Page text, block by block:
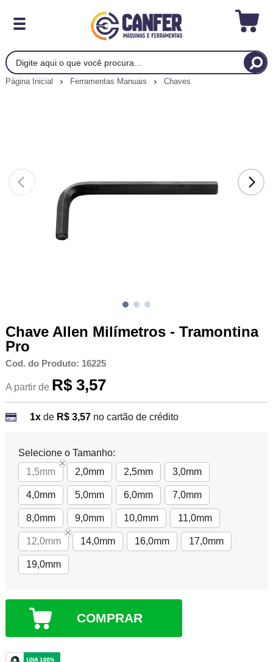
Página Inicial Ferramentas Manuais Chaves
Chave Allen Milímetros - Tramontina
Pro
Cod. do Produto: 16225
A partir de R$ 3,57
1xde R$ 3,57 no cartão de crédito
Selecione o Tamanho:
1,5mm
2,0mm 2,5mm 3,0mm
4,0mm 5,0mm 6,0mm 7,0mm
8,0mm 9,0mm 10,0mm 11,0mm
12,0mm 14,0mm 16,0mm 17,0mm
19,0mm
COMPRAR